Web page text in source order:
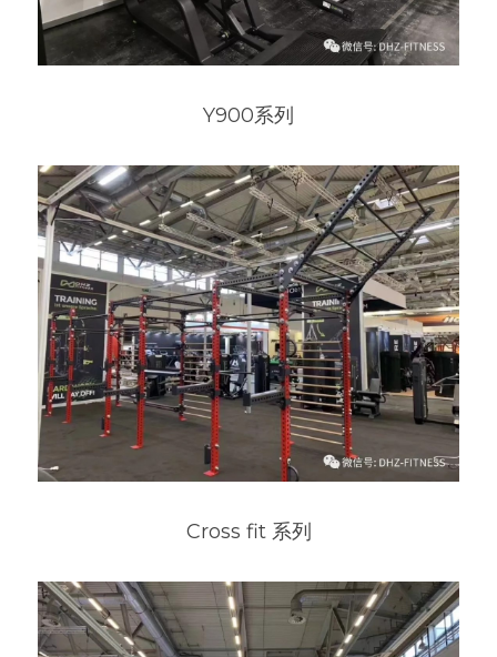
Y900系列
Cross fit 系列